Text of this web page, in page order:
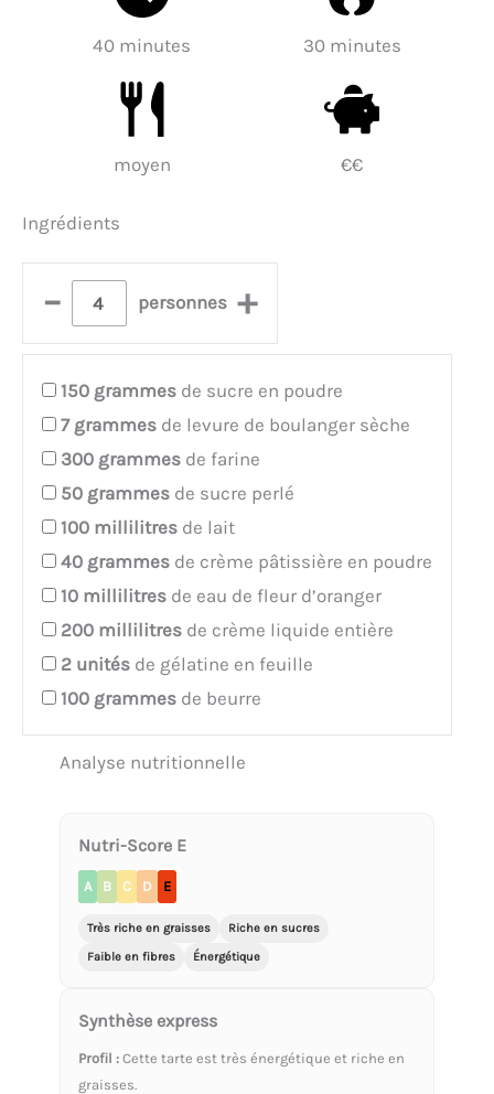
40 minutes 30 minutes
moyen €€
Ingrédients
– personnes +
150 grammes de sucre en poudre
7 grammes de levure de boulanger sèche
300 grammes de farine
50 grammes de sucre perlé
100 millilitres de lait
40 grammes de crème pâtissière en poudre
10 millilitres de eau de fleur d’oranger
200 millilitres de crème liquide entière
2 unités de gélatine en feuille
100 grammes de beurre
Analyse nutritionnelle
Nutri-Score E
A B C D E
Très riche en graisses
Riche en sucres
Faible en fibres
Énergétique
Synthèse express
Profil : Cette tarte est très énergétique et riche en
graisses.